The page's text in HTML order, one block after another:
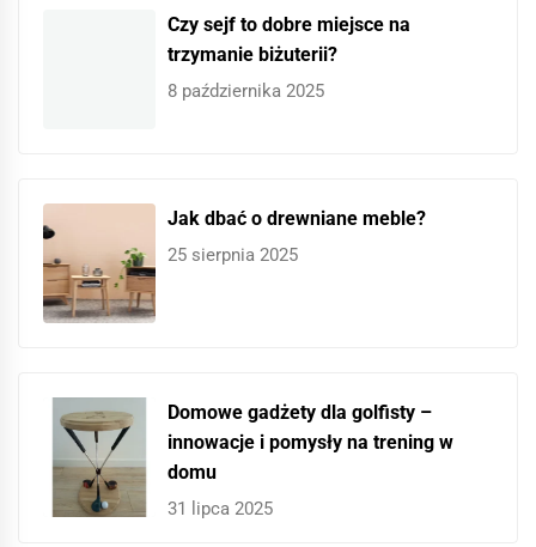
Czy sejf to dobre miejsce na
trzymanie biżuterii?
8 października 2025
Jak dbać o drewniane meble?
25 sierpnia 2025
Domowe gadżety dla golfisty –
innowacje i pomysły na trening w
domu
31 lipca 2025